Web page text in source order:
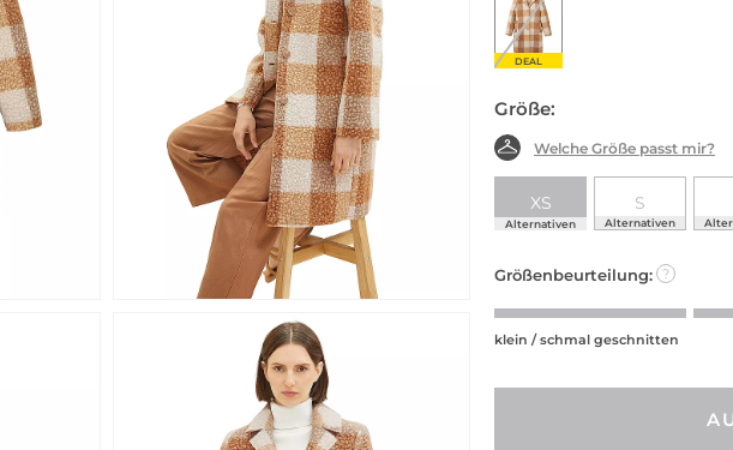
DEAL
Größe:
Welche Größe passt mir?
XS
Alternativen
S
Alternativen
Größenbeurteilung: ?
klein / schmal geschnitten